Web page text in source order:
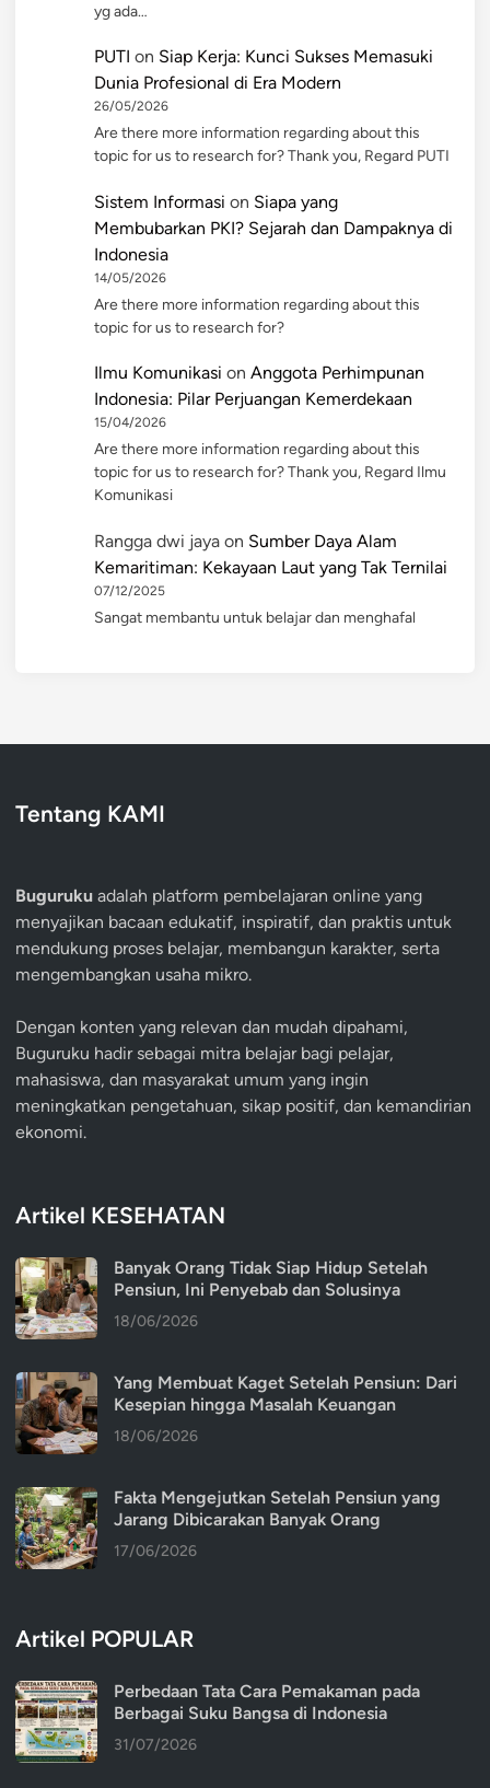
yg ada…
PUTI on Siap Kerja: Kunci Sukses Memasuki
Dunia Profesional di Era Modern
26/05/2026
Are there more information regarding about this
topic for us to research for? Thank you, Regard PUTI
Sistem Informasi on Siapa yang
Membubarkan PKI? Sejarah dan Dampaknya di
Indonesia
14/05/2026
Are there more information regarding about this
topic for us to research for?
Ilmu Komunikasi on Anggota Perhimpunan
Indonesia: Pilar Perjuangan Kemerdekaan
15/04/2026
Are there more information regarding about this
topic for us to research for? Thank you, Regard Ilmu
Komunikasi
Rangga dwi jaya on Sumber Daya Alam
Kemaritiman: Kekayaan Laut yang Tak Ternilai
07/12/2025
Sangat membantu untuk belajar dan menghafal
Tentang KAMI
Buguruku adalah platform pembelajaran online yang
menyajikan bacaan edukatif, inspiratif, dan praktis untuk
mendukung proses belajar, membangun karakter, serta
mengembangkan usaha mikro.
Dengan konten yang relevan dan mudah dipahami,
Buguruku hadir sebagai mitra belajar bagi pelajar,
mahasiswa, dan masyarakat umum yang ingin
meningkatkan pengetahuan, sikap positif, dan kemandirian
ekonomi.
Artikel KESEHATAN
Banyak Orang Tidak Siap Hidup Setelah
Pensiun, Ini Penyebab dan Solusinya
18/06/2026
Yang Membuat Kaget Setelah Pensiun: Dari
Kesepian hingga Masalah Keuangan
18/06/2026
Fakta Mengejutkan Setelah Pensiun yang
Jarang Dibicarakan Banyak Orang
17/06/2026
Artikel POPULAR
Perbedaan Tata Cara Pemakaman pada
Berbagai Suku Bangsa di Indonesia
31/07/2026